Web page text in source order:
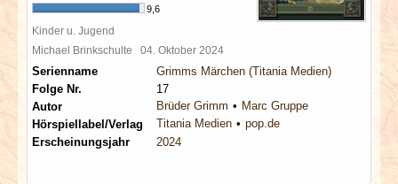
LINKS
ARCHIV
9,6
Kinder u. Jugend
Michael Brinkschulte 04. Oktober 2024
Serienname
Grimms Märchen (Titania Medien)
Folge Nr.
17
Autor
Brüder Grimm
Marc Gruppe
Hörspiellabel/Verlag
Titania Medien
pop.de
Erscheinungsjahr
2024